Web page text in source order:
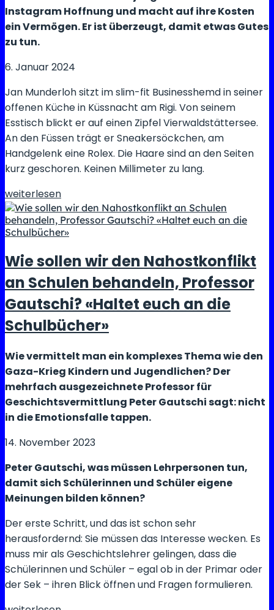
Instagram Hoffnung und macht auf ihre Kosten
ein Vermögen. Er ist überzeugt, damit etwas Gutes
zu tun.
6. Januar 2024
Jan Munderloh sitzt im slim-fit Businesshemd in seiner
offenen Küche in Küssnacht am Rigi. Von seinem
Esstisch blickt er auf einen Zipfel Vierwaldstättersee.
An den Füssen trägt er Sneakersöckchen, am
Handgelenk eine Rolex. Die Haare sind an den Seiten
kurz geschoren. Keinen Millimeter zu lang.
«Alles,
was
du
brauchst,
ist
das
richtige
Mindset»
weiterlesen
Wie sollen wir den Nahostkonflikt
an Schulen behandeln, Professor
Gautschi? «Haltet euch an die
Schulbücher»
Wie vermittelt man ein komplexes Thema wie den
Gaza-Krieg Kindern und Jugendlichen? Der
mehrfach ausgezeichnete Professor für
Geschichtsvermittlung Peter Gautschi sagt: nicht
in die Emotionsfalle tappen.
14. November 2023
Peter Gautschi, was müssen Lehrpersonen tun,
damit sich Schülerinnen und Schüler eigene
Meinungen bilden können?
Der erste Schritt, und das ist schon sehr
herausfordernd: Sie müssen das Interesse wecken. Es
muss mir als Geschichtslehrer gelingen, dass die
Schülerinnen und Schüler – egal ob in der Primar oder
der Sek – ihren Blick öffnen und Fragen formulieren.